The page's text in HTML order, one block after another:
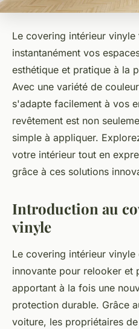
Le covering intérieur vinyle
instantanément vos
esthétique et pratique à la
Avec une variété de
s'adapte facilement à vos
revêtement est non
simple à appliquer.
votre intérieur tout en
grâce à ces solutions
Introduction au
vinyle
Le covering intérieur vinyle
innovante pour relooker et
apportant à la fois une
protection durable. Grâce
voiture, les propriétaires